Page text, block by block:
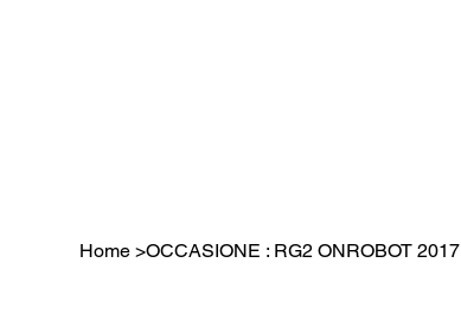
Home >OCCASIONE : RG2 ONROBOT 2017